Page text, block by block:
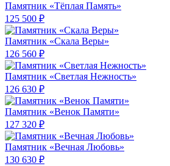
Памятник «Тёплая Память»
125 500 ₽
Памятник «Скала Веры»
126 560 ₽
Памятник «Светлая Нежность»
126 630 ₽
Памятник «Венок Памяти»
127 320 ₽
Памятник «Вечная Любовь»
130 630 ₽